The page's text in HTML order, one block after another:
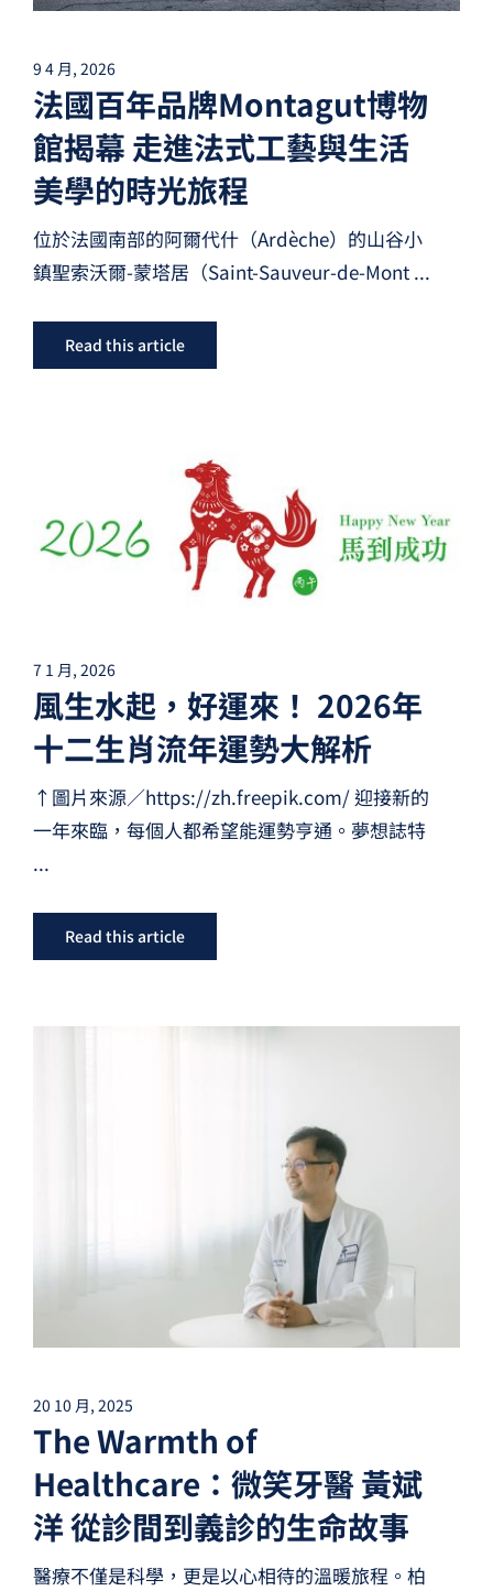
9 4 月, 2026
法國百年品牌Montagut博物
館揭幕 走進法式工藝與生活
美學的時光旅程
位於法國南部的阿爾代什（Ardèche）的山谷小
鎮聖索沃爾-蒙塔居（Saint-Sauveur-de-Mont ...
Read this article
7 1 月, 2026
風生水起，好運來！ 2026年
十二生肖流年運勢大解析
↑圖片來源／https://zh.freepik.com/ 迎接新的
一年來臨，每個人都希望能運勢亨通。夢想誌特
...
Read this article
20 10 月, 2025
The Warmth of
Healthcare：微笑牙醫 黃斌
洋 從診間到義診的生命故事
醫療不僅是科學，更是以心相待的溫暖旅程。柏